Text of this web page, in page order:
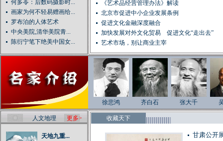
何多苓：后数码摄影时...
画家为何不轻易赠画给...
罗布泊的人体艺术
中央美院,清华美院青...
陈衍宁笔下绝美中国女...
《艺术品经营管理办法》解读
北京市促进中小企业发展条例
促进文化金融深度融合
加快发展对外文化贸易 促进文化“走出去”
艺术市场，别让商业主宰
徐悲鸿 齐白石 张大千
人文地理 更多>
天地九重...
收藏天下
甘肃公开